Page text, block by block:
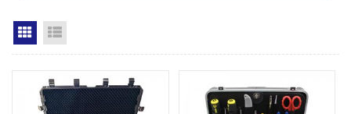
Grid View